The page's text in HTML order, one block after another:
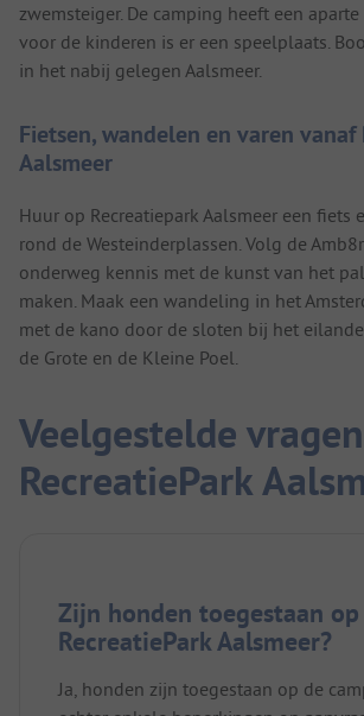
zwemsteiger. De camping heeft een
voor de kinderen is er een speelplaats.
in het nabij gelegen Aalsmeer.
Fietsen, wandelen en varen vanaf
Aalsmeer
Huur op Recreatiepark Aalsmeer een fiets
rond de Westeinderplassen. Volg de
onderweg kennis met de kunst van het
maken. Maak een wandeling in het
met de kano door de sloten bij het
de Grote en de Kleine Poel.
Veelgestelde
RecreatiePark
Zijn honden toegestaan op
RecreatiePark Aalsmeer?
Ja, honden zijn toegestaan op de